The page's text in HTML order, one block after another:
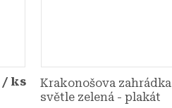
/ ks
Krakonošova zahrádka
světle zelená - plakát